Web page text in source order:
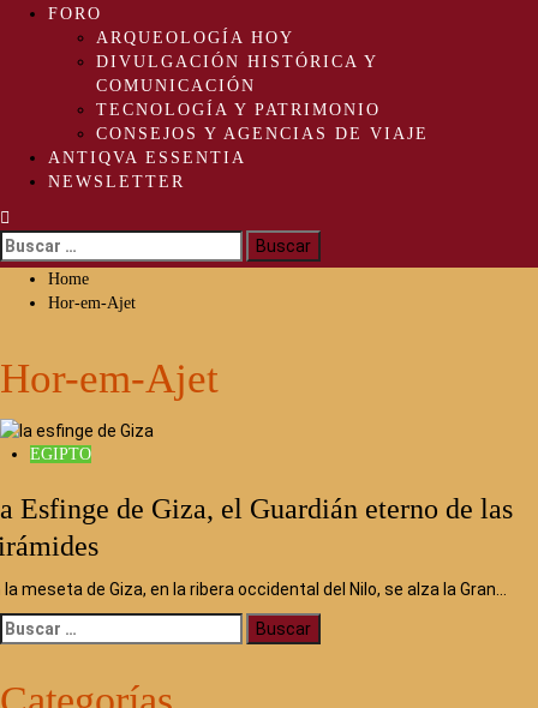
FORO
ARQUEOLOGÍA HOY
DIVULGACIÓN HISTÓRICA Y
COMUNICACIÓN
TECNOLOGÍA Y PATRIMONIO
CONSEJOS Y AGENCIAS DE VIAJE
ANTIQVA ESSENTIA
NEWSLETTER
Buscar:
Home
Hor-em-Ajet
Hor-em-Ajet
EGIPTO
Esfinge de Giza, el Guardián eterno de las
la meseta de Giza, en la ribera occidental del Nilo, se alza la Gran…
Buscar: